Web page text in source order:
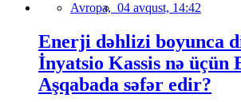
Avropa, 04 avqust, 14:42
Enerji dəhlizi boyunca
İnyatsio Kassis nə üçün
Aşqabada səfər edir?